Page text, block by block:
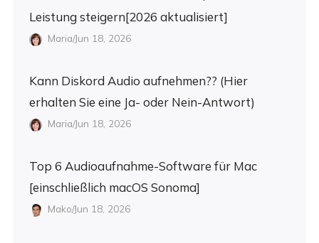
Leistung steigern[2026 aktualisiert]
Maria/Jun 18, 2026
Kann Diskord Audio aufnehmen?? (Hier
erhalten Sie eine Ja- oder Nein-Antwort)
Maria/Jun 18, 2026
Top 6 Audioaufnahme-Software für Mac
[einschließlich macOS Sonoma]
Mako/Jun 18, 2026